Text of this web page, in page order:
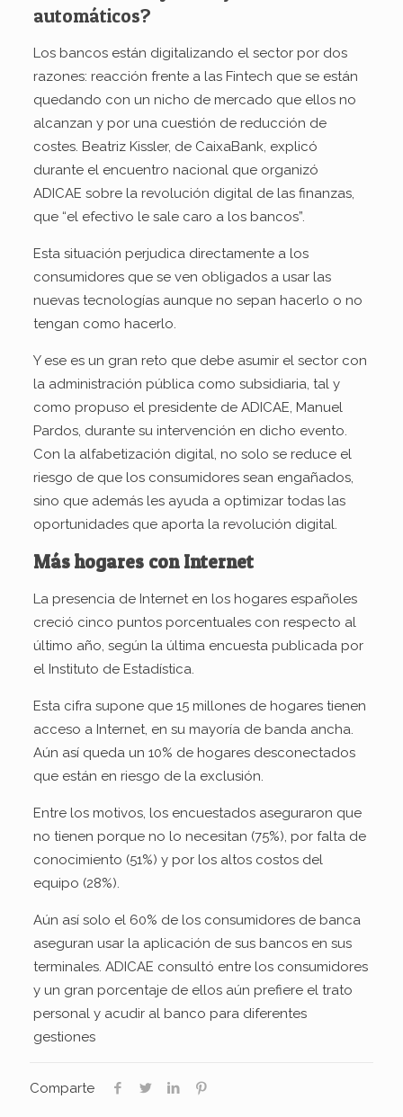
automáticos?
Los bancos están digitalizando el sector por dos
razones: reacción frente a las Fintech que se están
quedando con un nicho de mercado que ellos no
alcanzan y por una cuestión de reducción de
costes. Beatriz Kissler, de CaixaBank, explicó
durante el encuentro nacional que organizó
ADICAE sobre la revolución digital de las finanzas,
que “el efectivo le sale caro a los bancos”.
Esta situación perjudica directamente a los
consumidores que se ven obligados a usar las
nuevas tecnologías aunque no sepan hacerlo o no
tengan como hacerlo.
Y ese es un gran reto que debe asumir el sector con
la administración pública como subsidiaria, tal y
como propuso el presidente de ADICAE, Manuel
Pardos, durante su intervención en dicho evento.
Con la alfabetización digital, no solo se reduce el
riesgo de que los consumidores sean engañados,
sino que además les ayuda a optimizar todas las
oportunidades que aporta la revolución digital.
Más hogares con Internet
La presencia de Internet en los hogares españoles
creció cinco puntos porcentuales con respecto al
último año, según la última encuesta publicada por
el Instituto de Estadística.
Esta cifra supone que 15 millones de hogares tienen
acceso a Internet, en su mayoría de banda ancha.
Aún así queda un 10% de hogares desconectados
que están en riesgo de la exclusión.
Entre los motivos, los encuestados aseguraron que
no tienen porque no lo necesitan (75%), por falta de
conocimiento (51%) y por los altos costos del
equipo (28%).
Aún así solo el 60% de los consumidores de banca
aseguran usar la aplicación de sus bancos en sus
terminales. ADICAE consultó entre los consumidores
y un gran porcentaje de ellos aún prefiere el trato
personal y acudir al banco para diferentes
gestiones
Comparte